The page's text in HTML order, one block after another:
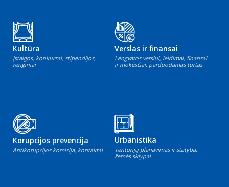
Kultūra
Įstaigos, konkursai, stipendijos,
renginiai
Verslas ir finansai
Lengvatos verslui, leidimai, finansai
ir mokesčiai, parduodamas turtas
Korupcijos prevencija
Antikorupcijos komisija, kontaktai
Urbanistika
Teritorijų planavimas ir statyba,
žemės sklypai